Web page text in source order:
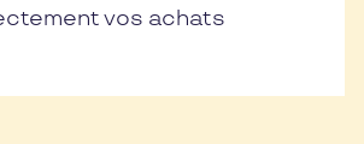
vos achats